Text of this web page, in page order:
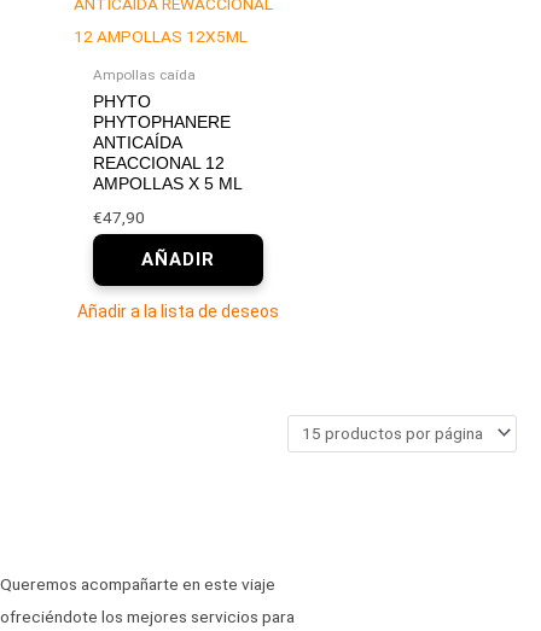
Ampollas caída
PHYTO
PHYTOPHANERE
ANTICAÍDA
REACCIONAL 12
AMPOLLAS X 5 ML
€47,90
Añadir a la lista de deseos
Queremos acompañarte en este viaje
ofreciéndote los mejores servicios para